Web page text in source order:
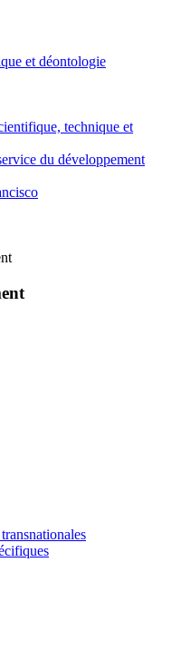
et déontologie
technique et
du développement